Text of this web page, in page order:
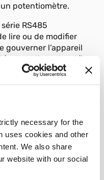
necessary for the
uses cookies and other
We also share
website with our social
potentiomètre.
RS485
lire ou de modifier
gouverner l’appareil
automatique, local/à
interne, contrôle
en boucle de
choix du protocole
de lire et de
régulateur.